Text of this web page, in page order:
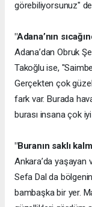
görebiliyorsunuz"
"Adana’nın
Adana’dan Obruk
Takoğlu ise,
Gerçekten çok
fark var. Burada
burası insana çok
"Buranın saklı
Ankara’da yaşayan
Sefa Dal da
bambaşka bir yer.